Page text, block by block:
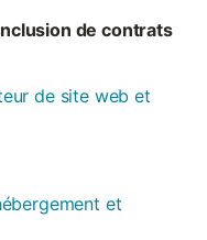
de contrats
de site web et
et